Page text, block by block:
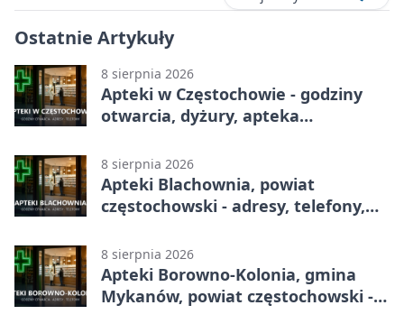
Ostatnie Artykuły
8 sierpnia 2026
Apteki w Częstochowie - godziny
otwarcia, dyżury, apteka
8 sierpnia 2026
Apteki Blachownia, powiat
częstochowski - adresy, telefony,
8 sierpnia 2026
Apteki Borowno-Kolonia, gmina
Mykanów, powiat częstochowski -